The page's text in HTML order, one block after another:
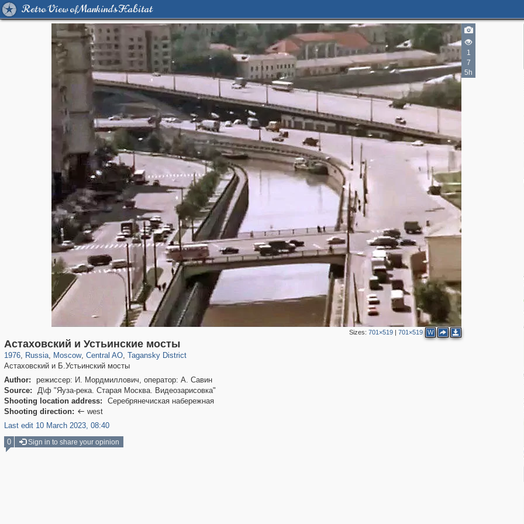
Retro View of Mankind's Habitat
1
7
5h
Sizes:701×519 |701×519 W
Астаховский и Устьинские мосты
1976, Russia
1,406,257 29,243
, Moscow
319,779 8,286
, Central AO
159,978 5,916
, Tagansky District
10,738 402
Астаховский и Б.Устьинский мосты
Author:
режиссер: И. Мордмиллович, оператор: А. Савин
Source:
Д\ф "Яуза-река. Старая Москва. Видеозарисовка"
Shooting location address:
Серебрянечиская набережная
Shooting direction:  west
Last edit 10 March 2023, 08:40
0 Sign in to share your opinion